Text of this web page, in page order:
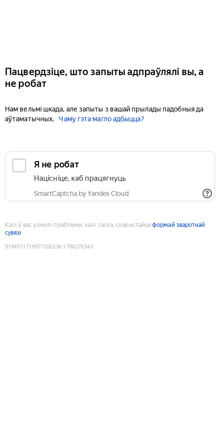
Пацвердзіце, што запыты адпраўлялі вы, а
не робат
Нам вельмі шкада, але запыты з вашай прылады падобныя да
аўтаматычных.
Чаму гэта магло адбыцца?
Я не робат
Націсніце, каб працягнуць
SmartCaptcha by Yandex Cloud
Калі ў вас узніклі праблемы, калі ласка, скарыстайцеформай зваротнай
сувязі
9194511719971206236:1786276343